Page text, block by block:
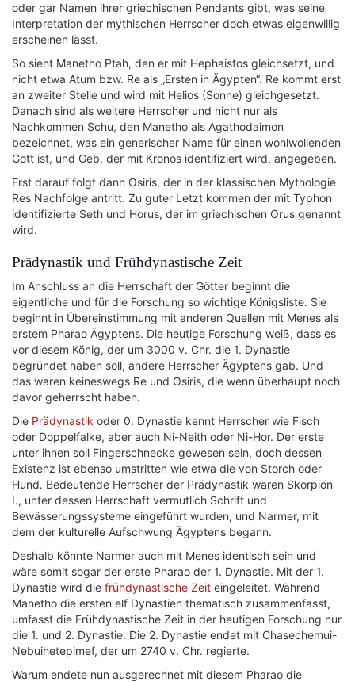
oder gar Namen ihrer griechischen Pendants gibt, was seine
Interpretation der mythischen Herrscher doch etwas eigenwillig
erscheinen lässt.
So sieht Manetho Ptah, den er mit Hephaistos gleichsetzt, und
nicht etwa Atum bzw. Re als „Ersten in Ägypten“. Re kommt erst
an zweiter Stelle und wird mit Helios (Sonne) gleichgesetzt.
Danach sind als weitere Herrscher und nicht nur als
Nachkommen Schu, den Manetho als Agathodaimon
bezeichnet, was ein generischer Name für einen wohlwollenden
Gott ist, und Geb, der mit Kronos identifiziert wird, angegeben.
Erst darauf folgt dann Osiris, der in der klassischen Mythologie
Res Nachfolge antritt. Zu guter Letzt kommen der mit Typhon
identifizierte Seth und Horus, der im griechischen Orus genannt
wird.
Prädynastik und Frühdynastische Zeit
Im Anschluss an die Herrschaft der Götter beginnt die
eigentliche und für die Forschung so wichtige Königsliste. Sie
beginnt in Übereinstimmung mit anderen Quellen mit Menes als
erstem Pharao Ägyptens. Die heutige Forschung weiß, dass es
vor diesem König, der um 3000 v. Chr. die 1. Dynastie
begründet haben soll, andere Herrscher Ägyptens gab. Und
das waren keineswegs Re und Osiris, die wenn überhaupt noch
davor geherrscht haben.
Die Prädynastik oder 0. Dynastie kennt Herrscher wie Fisch
oder Doppelfalke, aber auch Ni-Neith oder Ni-Hor. Der erste
unter ihnen soll Fingerschnecke gewesen sein, doch dessen
Existenz ist ebenso umstritten wie etwa die von Storch oder
Hund. Bedeutende Herrscher der Prädynastik waren Skorpion
I., unter dessen Herrschaft vermutlich Schrift und
Bewässerungssysteme eingeführt wurden, und Narmer, mit
dem der kulturelle Aufschwung Ägyptens begann.
Deshalb könnte Narmer auch mit Menes identisch sein und
wäre somit sogar der erste Pharao der 1. Dynastie. Mit der 1.
Dynastie wird die frühdynastische Zeit eingeleitet. Während
Manetho die ersten elf Dynastien thematisch zusammenfasst,
umfasst die Frühdynastische Zeit in der heutigen Forschung nur
die 1. und 2. Dynastie. Die 2. Dynastie endet mit Chasechemui-
Nebuihetepimef, der um 2740 v. Chr. regierte.
Warum endete nun ausgerechnet mit diesem Pharao die